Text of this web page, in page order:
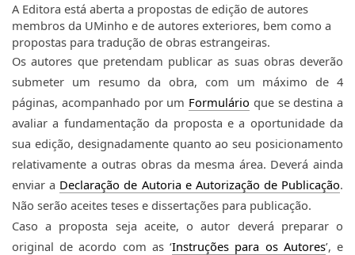
A Editora está aberta a propostas de edição de autores
membros da UMinho e de autores exteriores, bem como a
propostas para tradução de obras estrangeiras.
Os autores que pretendam publicar as suas obras deverão
submeter um resumo da obra, com um máximo de 4
páginas, acompanhado por um Formulário que se destina a
avaliar a fundamentação da proposta e a oportunidade da
sua edição, designadamente quanto ao seu posicionamento
relativamente a outras obras da mesma área. Deverá ainda
enviar a Declaração de Autoria e Autorização de Publicação
Não serão aceites teses e dissertações para publicação.
Caso a proposta seja aceite, o autor deverá preparar o
original de acordo com as ‘Instruções para os Autores​’, e